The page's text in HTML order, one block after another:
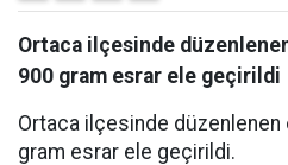
Ortaca ilçesinde
900 gram esrar ele geçirildi
Ortaca ilçesinde
gram esrar ele geçirildi.